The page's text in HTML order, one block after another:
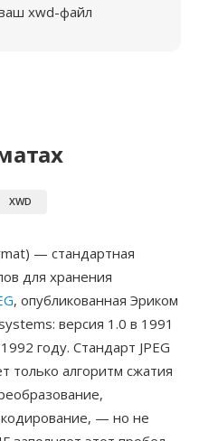
xwd-файл
XWD
— стандартная
для хранения
, опубликованная Эриком
версия 1.0 в 1991
году. Стандарт JPEG
только алгоритм сжатия
— но не